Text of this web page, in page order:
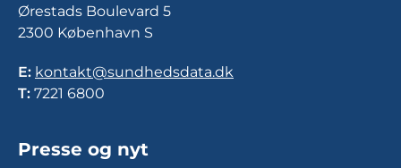
Ørestads Boulevard 5
2300 København S
E: kontakt@sundhedsdata.dk
T: 7221 6800
Presse og nyt